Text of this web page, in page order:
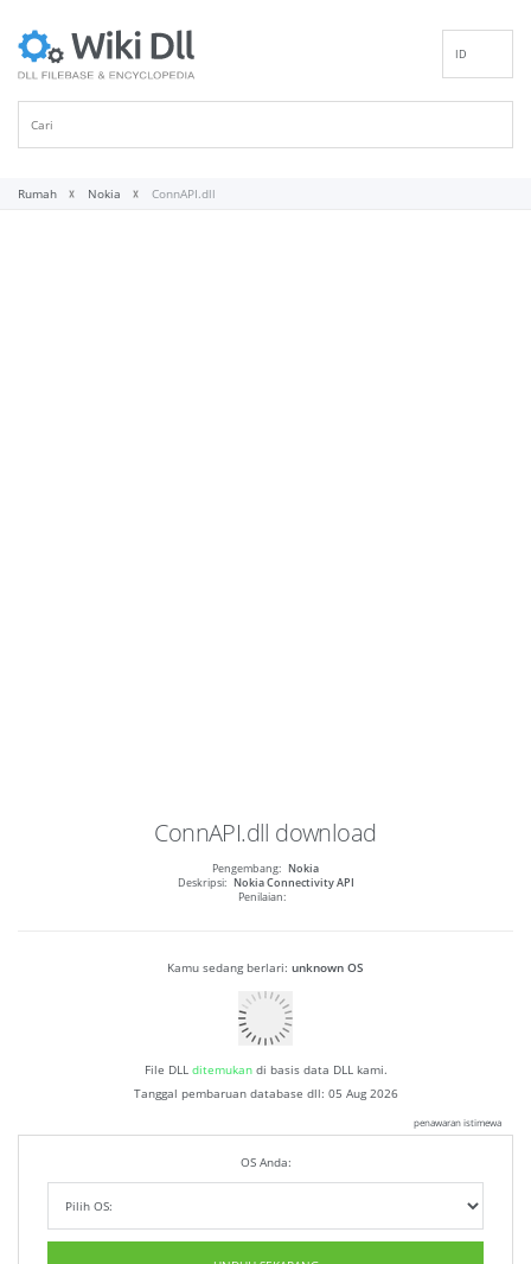
ID
Rumah Nokia ConnAPI.dll
ConnAPI.dll download
Pengembang: Nokia
Deskripsi: Nokia Connectivity API
Penilaian:
Kamu sedang berlari: unknown OS
File DLL ditemukandi basis data DLL kami.
Tanggal pembaruan database dll: 05 Aug 2026
penawaran istimewa
OS Anda: